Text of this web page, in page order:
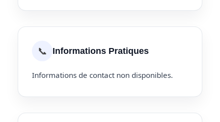
📞 Informations Pratiques
Informations de contact non disponibles.